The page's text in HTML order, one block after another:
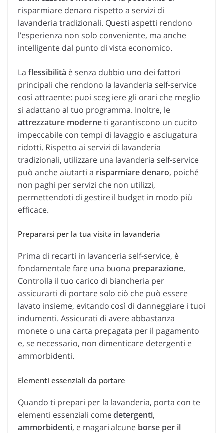
risparmiare denaro rispetto a servizi di
lavanderia tradizionali. Questi aspetti rendono
l’esperienza non solo conveniente, ma anche
intelligente dal punto di vista economico.
La flessibilità è senza dubbio uno dei fattori
principali che rendono la lavanderia self-service
così attraente: puoi scegliere gli orari che meglio
si adattano al tuo programma. Inoltre, le
attrezzature moderneti garantiscono un cucito
impeccabile con tempi di lavaggio e asciugatura
ridotti. Rispetto ai servizi di lavanderia
tradizionali, utilizzare una lavanderia self-service
può anche aiutarti a risparmiare denaro, poiché
non paghi per servizi che non utilizzi,
permettendoti di gestire il budget in modo più
efficace.
Prepararsi per la tua visita in lavanderia
Prima di recarti in lavanderia self-service, è
fondamentale fare una buona preparazione.
Controlla il tuo carico di biancheria per
assicurarti di portare solo ciò che può essere
lavato insieme, evitando così di danneggiare i tuoi
indumenti. Assicurati di avere abbastanza
monete o una carta prepagata per il pagamento
e, se necessario, non dimenticare detergenti e
ammorbidenti.
Elementi essenziali da portare
Quando ti prepari per la lavanderia, porta con te
elementi essenziali comedetergenti,
ammorbidenti, e magari alcune borse per il